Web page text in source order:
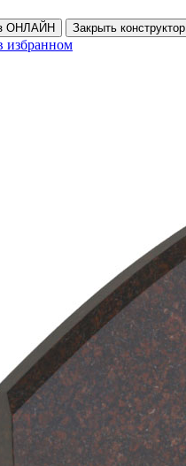
ОНЛАЙН Закрыть конструктор
избранном